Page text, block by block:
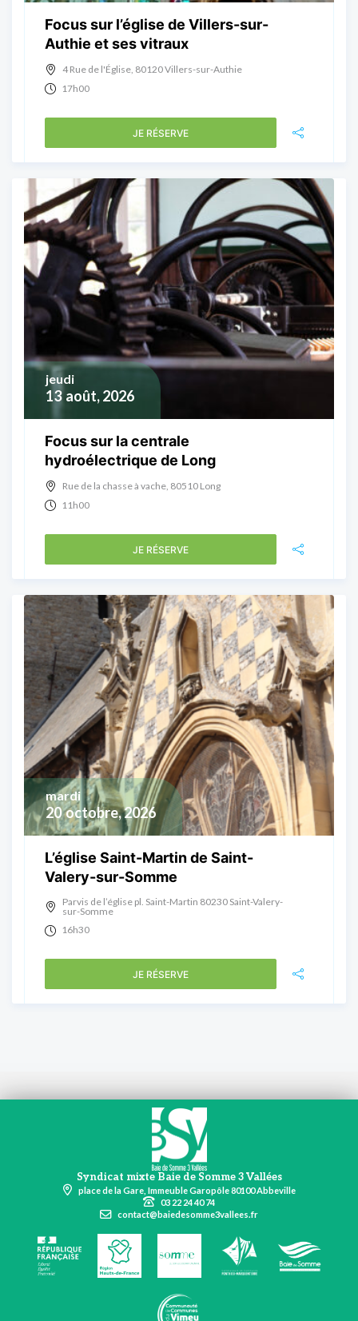
Focus sur l’église de Villers-sur-
Authie et ses vitraux
4 Rue de l'Église, 80120 Villers-sur-Authie
17h00
JE RÉSERVE
13 août, 2026
jeudi
Focus sur la centrale
hydroélectrique de Long
Rue de la chasse à vache, 80510 Long
11h00
JE RÉSERVE
20 octobre, 2026
mardi
L’église Saint-Martin de Saint-
Valery-sur-Somme
Parvis de l’église pl. Saint-Martin 80230 Saint-Valery-
sur-Somme
16h30
JE RÉSERVE
Syndicat mixte Baie de Somme 3 Vallées
place de la Gare, Immeuble Garopôle 80100 Abbeville
03 22 24 40 74
contact@baiedesomme3vallees.fr